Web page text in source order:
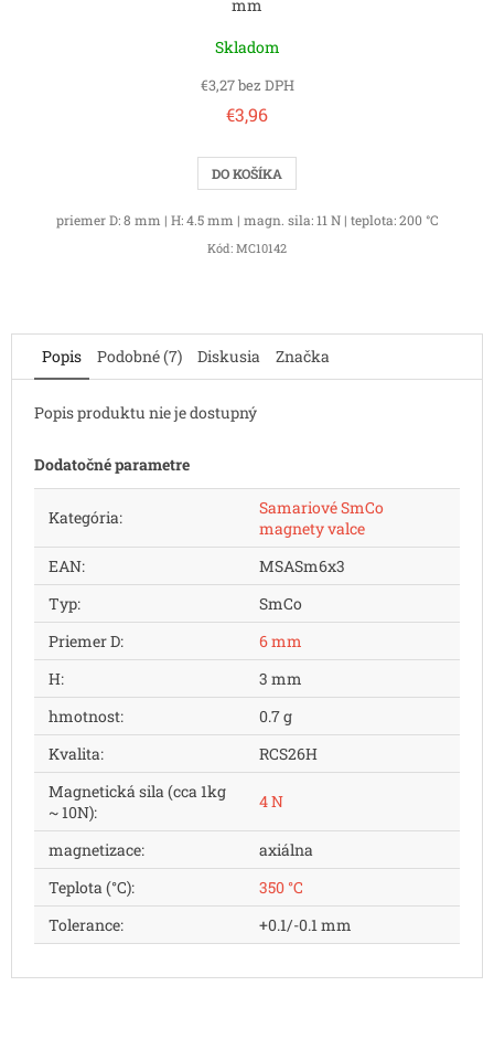
mm
Skladom
€3,27 bez DPH
€3,96
DO KOŠÍKA
priemer D: 8 mm | H: 4.5 mm | magn. sila: 11 N | teplota: 200 °C
Kód: MC10142
Popis Podobné (7) Diskusia Značka
Popis produktu nie je dostupný
Dodatočné parametre
Kategória:
Samariové SmCo
magnety valce
EAN:
MSASm6x3
Typ:
SmCo
Priemer D:
6 mm
H:
3 mm
hmotnost:
0.7 g
Kvalita:
RCS26H
Magnetická sila (cca 1kg
~ 10N):
4 N
magnetizace:
axiálna
Teplota (°C):
350 °C
Tolerance: +0.1/-0.1 mm